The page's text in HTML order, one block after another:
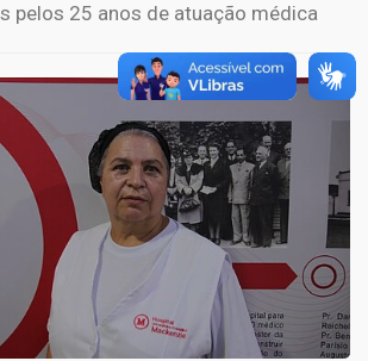
pelos 25 anos de atuação médica